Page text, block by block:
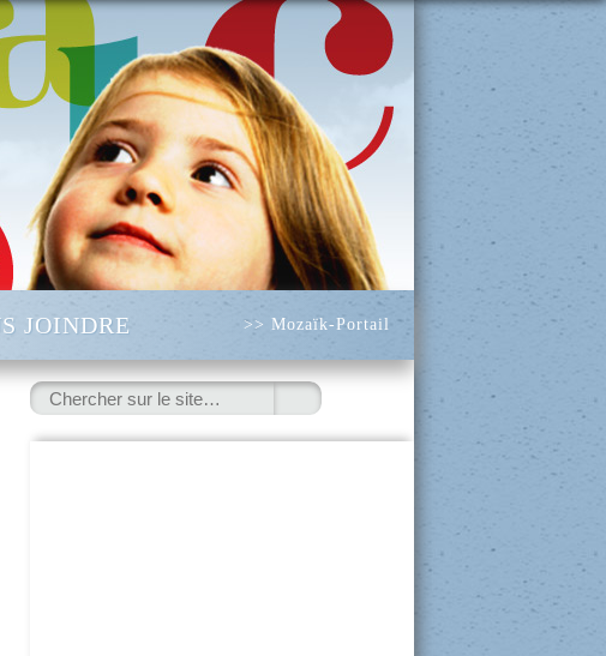
JOINDRE >> Mozaïk-Portail
Rechercher
: